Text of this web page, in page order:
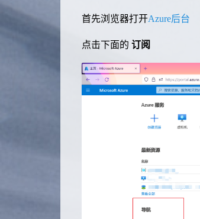
首先浏览器打开Azure后台
点击下面的 订阅